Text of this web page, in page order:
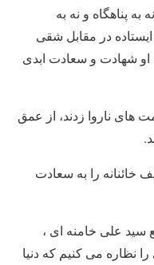
پناهگاه و نه به
در مقابل شقی
او شهادت و سعادت ابدی
های ناروا زدند، از عمق
خائنانه را به سعادت
سید علی خامنه ای ،
نظاره می کنیم که دنیا